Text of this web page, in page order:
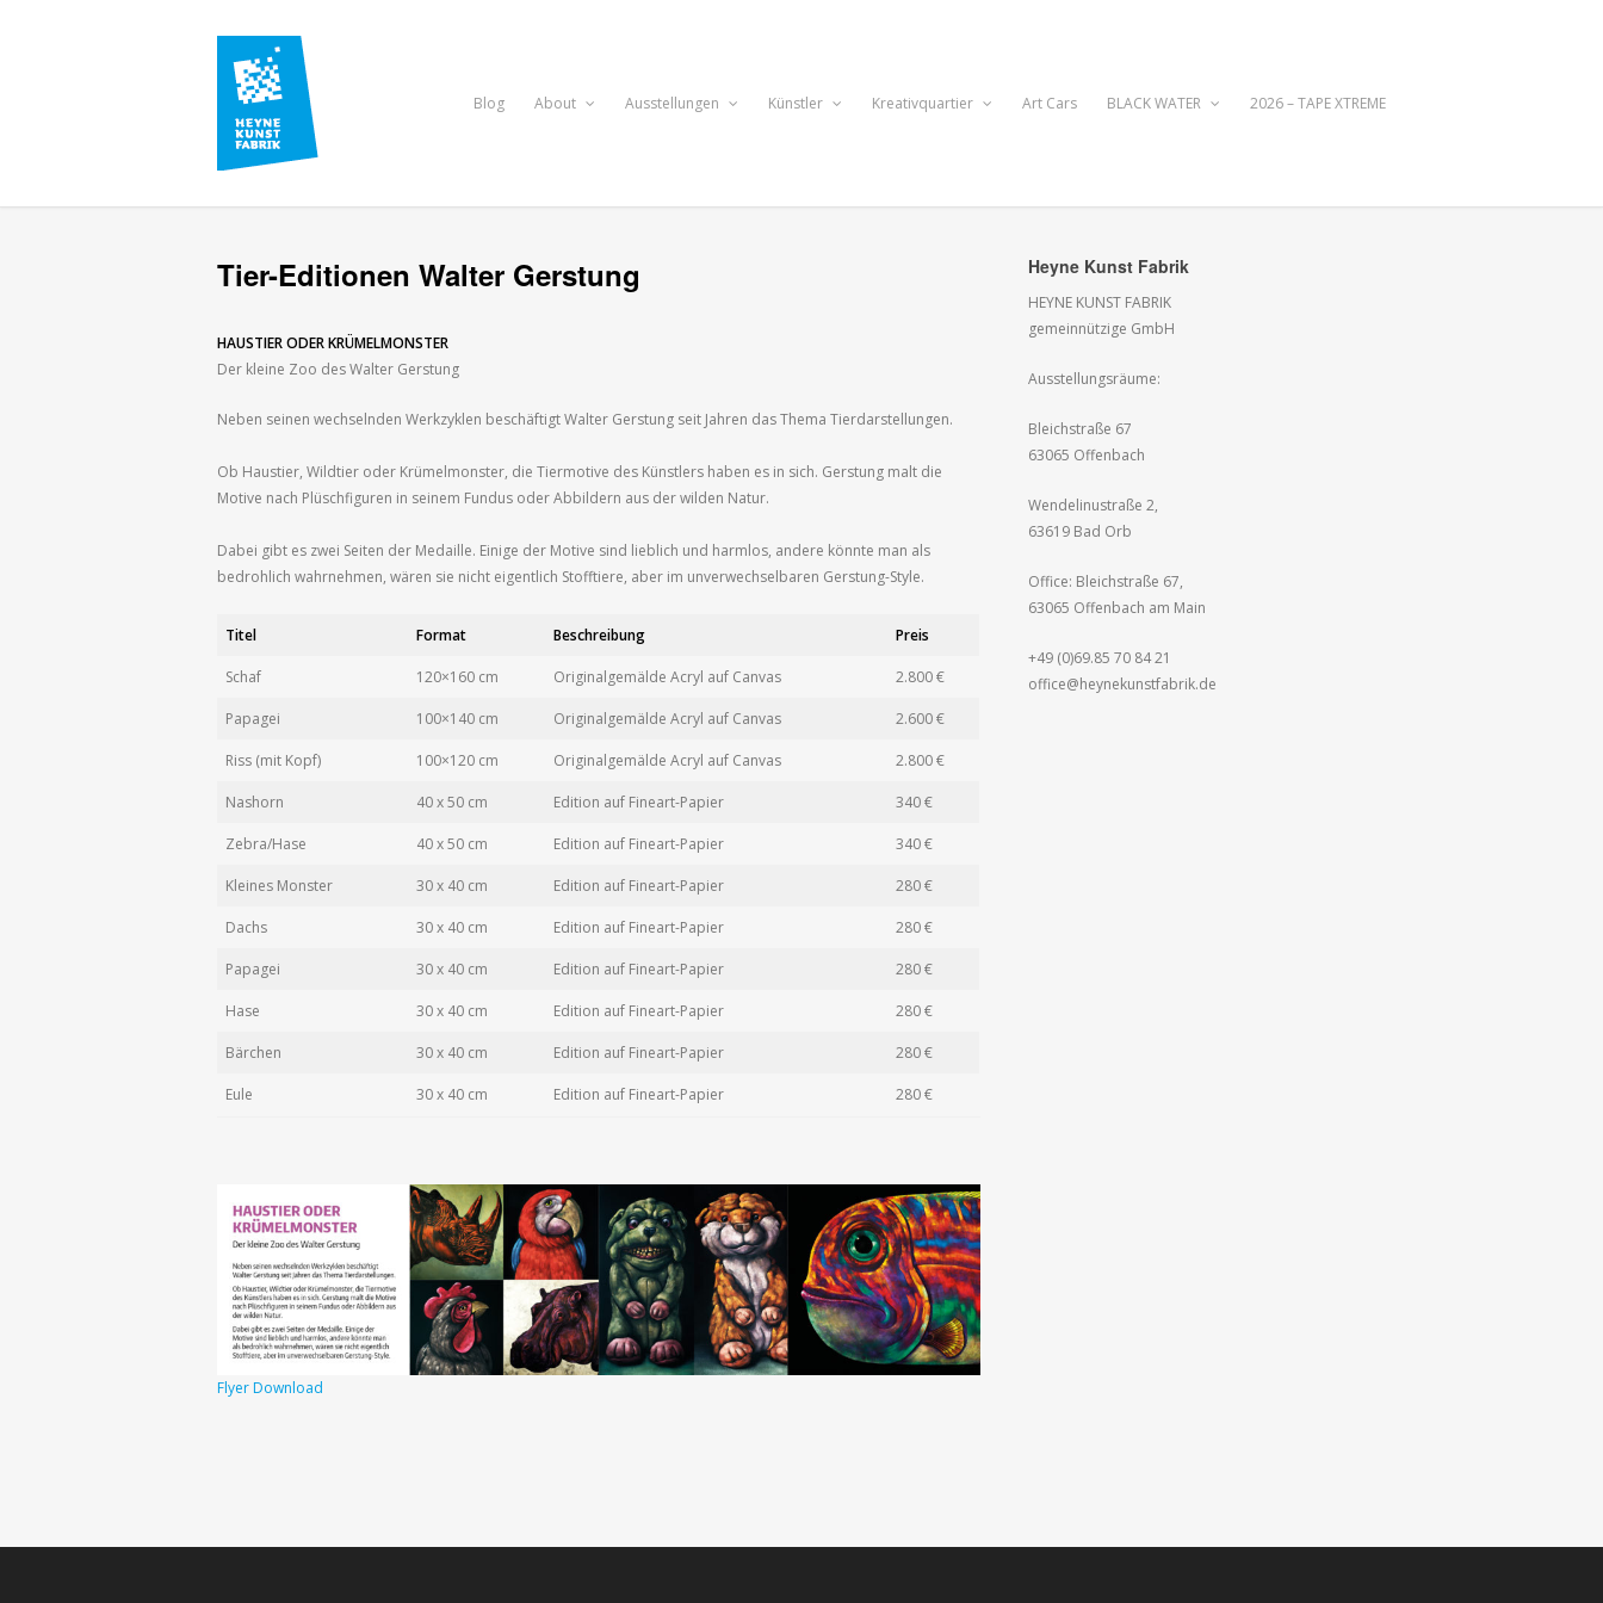
Blog About Ausstellungen Künstler Kreativquartier Art Cars BLACK WATER 2026 – TAPE XTREME
Tier-Editionen Walter Gerstung
HAUSTIER ODER KRÜMELMONSTER
Der kleine Zoo des Walter Gerstung
Neben seinen wechselnden Werkzyklen beschäftigt Walter Gerstung seit Jahren das Thema Tierdarstellungen.
Ob Haustier, Wildtier oder Krümelmonster, die Tiermotive des Künstlers haben es in sich. Gerstung malt die
Motive nach Plüschfiguren in seinem Fundus oder Abbildern aus der wilden Natur.
Dabei gibt es zwei Seiten der Medaille. Einige der Motive sind lieblich und harmlos, andere könnte man als
bedrohlich wahrnehmen, wären sie nicht eigentlich Stofftiere, aber im unverwechselbaren Gerstung-Style.
Titel Format Beschreibung Preis
Schaf 120×160 cm Originalgemälde Acryl auf Canvas 2.800 €
Papagei 100×140 cm Originalgemälde Acryl auf Canvas 2.600 €
Riss (mit Kopf) 100×120 cm Originalgemälde Acryl auf Canvas 2.800 €
Nashorn 40 x 50 cm Edition auf Fineart-Papier 340 €
Zebra/Hase 40 x 50 cm Edition auf Fineart-Papier 340 €
Kleines Monster 30 x 40 cm Edition auf Fineart-Papier 280 €
Dachs 30 x 40 cm Edition auf Fineart-Papier 280 €
Papagei 30 x 40 cm Edition auf Fineart-Papier 280 €
Hase 30 x 40 cm Edition auf Fineart-Papier 280 €
Bärchen 30 x 40 cm Edition auf Fineart-Papier 280 €
Eule 30 x 40 cm Edition auf Fineart-Papier 280 €
Flyer Download
Heyne Kunst Fabrik
HEYNE KUNST FABRIK
gemeinnützige GmbH
Ausstellungsräume:
Bleichstraße 67
63065 Offenbach
Wendelinustraße 2,
63619 Bad Orb
Office: Bleichstraße 67,
63065 Offenbach am Main
+49 (0)69.85 70 84 21
office@heynekunstfabrik.de